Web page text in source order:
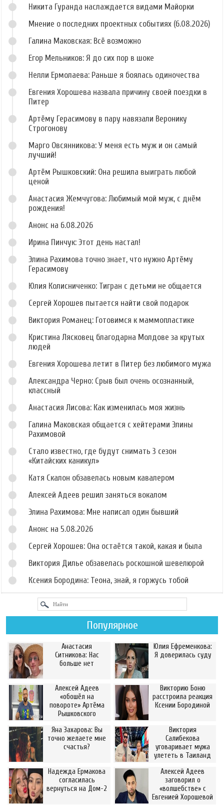
Никита Гуранда наслаждается видами Майорки
Мнение о последних проектных событиях (6.08.2026)
Галина Маковская: Всё возможно
Егор Мельников: Я до сих пор в шоке
Нелли Ермолаева: Раньше я боялась одиночества
Евгения Хорошева назвала причину своей поездки в
Питер
Артёму Герасимову в пару навязали Веронику
Строгонову
Марго Овсянникова: У меня есть муж и он самый
лучший!
Артём Рышковский: Она решила выиграть любой
ценой
Анастасия Жемчугова: Любимый мой муж, с днём
рождения!
Анонс на 6.08.2026
Ирина Пинчук: Этот день настал!
Элина Рахимова точно знает, что нужно Артёму
Герасимову
Юлия Колисниченко: Тигран с детьми не общается
Сергей Хорошев пытается найти свой подарок
Виктория Романец: Готовимся к маммопластике
Кристина Лясковец благодарна Молдове за крутых
людей
Евгения Хорошева летит в Питер без любимого мужа
Александра Черно: Срыв был очень осознанный,
классный
Анастасия Лисова: Как изменилась моя жизнь
Галина Маковская общается с хейтерами Элины
Рахимовой
Стало известно, где будут снимать 3 сезон
«Китайских каникул»
Катя Скалон обзавелась новым кавалером
Алексей Адеев решил заняться вокалом
Элина Рахимова: Мне написал один бывший
Анонс на 5.08.2026
Сергей Хорошев: Она остаётся такой, какая и была
Виктория Дилье обзавелась роскошной шевелюрой
Ксения Бородина: Теона, знай, я горжусь тобой
Популярное
Анастасия
Ситникова: Нас
больше нет
Юлия Ефременкова:
Я доверилась суду
Алексей Адеев
«обошёл на
повороте» Артёма
Рышковского
Викторию Боню
расстроила реакция
Ксении Бородиной
Яна Захарова: Вы
точно желаете мне
счастья?
Виктория
Салибекова
уговаривает мужа
улететь в Таиланд
Надежда Ермакова
согласилась
вернуться на Дом-2
Алексей Адеев
заговорил о
«волшебстве» с
Евгенией Хорошевой